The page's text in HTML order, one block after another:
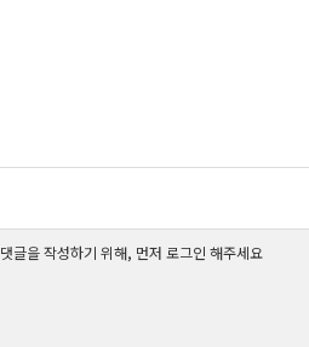
댓글을 작성하기 위해, 먼저 로그인 해주세요